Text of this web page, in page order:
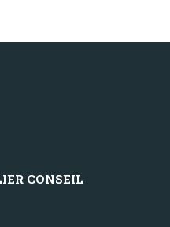
CONSEIL